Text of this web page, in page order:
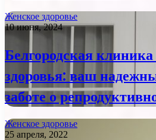
Женское здоровье
10 июня, 2024
Белгородская
здоровья: ваш
заботе о
Женское здоровье
25 апреля, 2022